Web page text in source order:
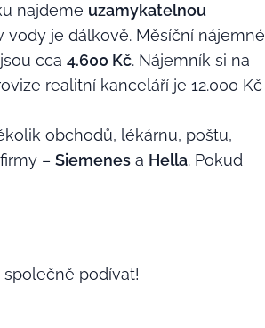
najdeme uzamykatelnou
vody je dálkově. Měsíční nájemné
cca 4.600 Kč. Nájemník si na
realitní kanceláří je 12.000 Kč
obchodů, lékárnu, poštu,
– Siemenes a Hella. Pokud
podívat!